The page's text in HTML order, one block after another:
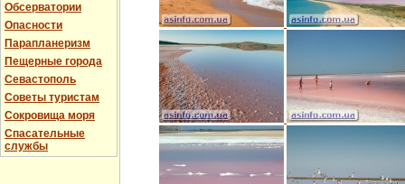
Обсерватории
Опасности
Парапланеризм
Пещерные города
Севастополь
Советы туристам
Сокровища моря
Спасательные
службы